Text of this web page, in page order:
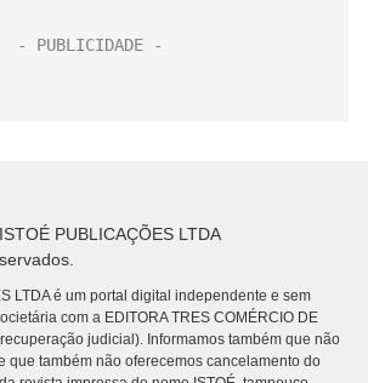
PUBLICAÇÕES LTDA
LTDA é um portal digital independente e sem
com a EDITORA TRES COMÉRCIO DE
judicial). Informamos também que não
que também não oferecemos cancelamento do